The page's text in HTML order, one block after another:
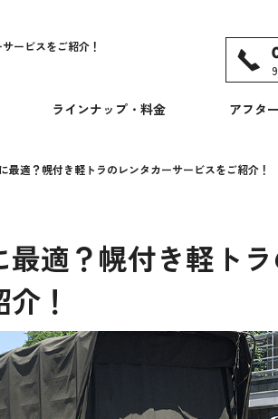
ービスをご紹介！
ラインナップ・料金 アフタ
最適？幌付き軽トラのレンタカーサービスをご紹介！
適？幌付き軽ト
！